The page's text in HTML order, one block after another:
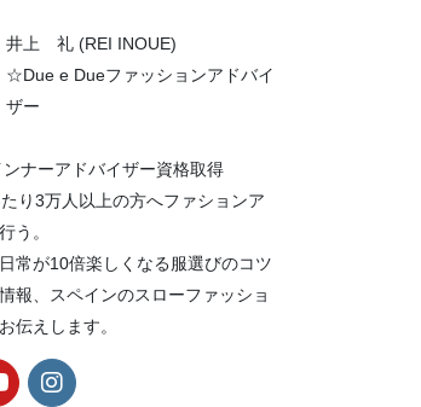
井上 礼 (REI INOUE)
☆Due e Dueファッションアドバイ
ザー
ナーアドバイザー資格取得
り3万人以上の方へファションア
う。
常が10倍楽しくなる服選びのコツ
報、スペインのスローファッショ
伝えします。